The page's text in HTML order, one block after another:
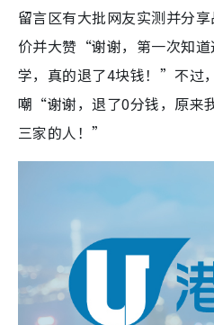
留言区有大批网友实测并分
价并大赞“谢谢，第一次知
学，真的退了4块钱！”不过
嘲“谢谢，退了0分钱，原来
三家的人！”